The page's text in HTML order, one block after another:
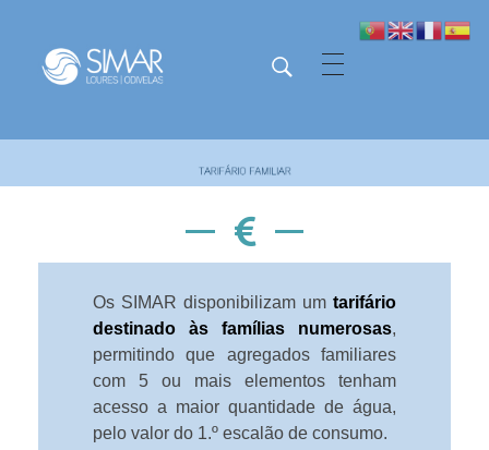
Os SIMAR disponibilizam um tarifário
destinado às famílias numerosas,
permitindo que agregados familiares
com 5 ou mais elementos tenham
acesso a maior quantidade de água,
pelo valor do 1.º escalão de consumo.